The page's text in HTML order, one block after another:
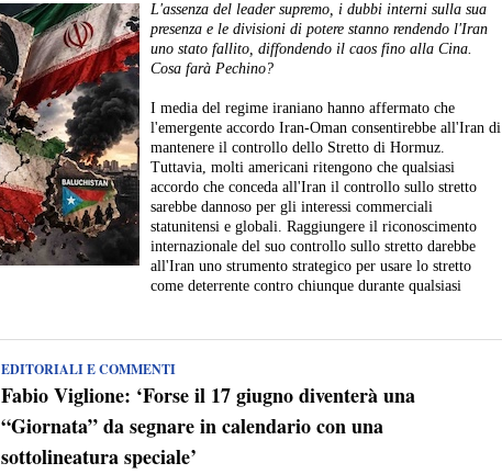
L'assenza del leader supremo, i dubbi interni sulla sua
presenza e le divisioni di potere stanno rendendo l'Iran
uno stato fallito, diffondendo il caos fino alla Cina.
Cosa farà Pechino?
I media del regime iraniano hanno affermato che
l'emergente accordo Iran-Oman consentirebbe all'Iran di
mantenere il controllo dello Stretto di Hormuz.
Tuttavia, molti americani ritengono che qualsiasi
accordo che conceda all'Iran il controllo sullo stretto
sarebbe dannoso per gli interessi commerciali
statunitensi e globali. Raggiungere il riconoscimento
internazionale del suo controllo sullo stretto darebbe
all'Iran uno strumento strategico per usare lo stretto
come deterrente contro chiunque durante qualsiasi
EDITORIALI E COMMENTI
Fabio Viglione: ‘Forse il 17 giugno diventerà una
“Giornata” da segnare in calendario con una
sottolineatura speciale’